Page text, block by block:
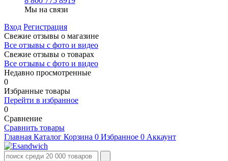
Мы на связи
Вход Регистрация
Свежие отзывы о магазине
Все отзывы с фото и видео
Свежие отзывы о товарах
Все отзывы c фото и видео
Недавно просмотренные
0
Избранные товары
Перейти в избранное
0
Сравнение
Сравнить товары
Главная Каталог Корзина 0 Избранное 0 Аккаунт